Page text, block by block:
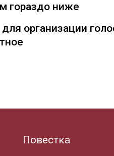
гораздо ниже
организации
Повестка